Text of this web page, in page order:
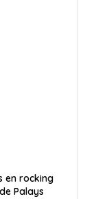
en rocking
Palays